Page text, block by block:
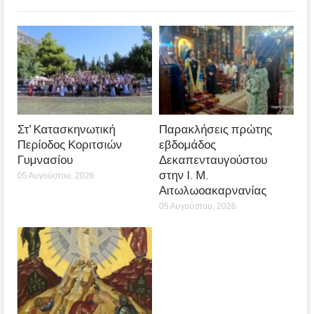
Στ’ Κατασκηνωτική
Περίοδος Κοριτσιών
Γυμνασίου
05 Αυγούστου, 2026
Παρακλήσεις πρώτης
εβδομάδος
Δεκαπενταυγούστου
στην Ι. Μ.
Αιτωλωοακαρνανίας
05 Αυγούστου, 2026